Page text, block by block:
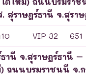
สุราษฎร์ธานี จ.สุราษ
VIP 32 651
านี จ.สุราษฎร์ธานี –
ถนนบรมราชนนี จ.ก